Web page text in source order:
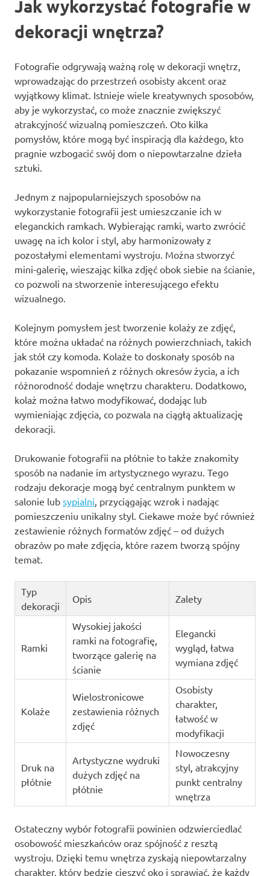
Jak wykorzystać fotografie w
dekoracji wnętrza?
Fotografie odgrywają ważną rolę w dekoracji wnętrz,
wprowadzając do przestrzeń osobisty akcent oraz
wyjątkowy klimat. Istnieje wiele kreatywnych sposobów,
aby je wykorzystać, co może znacznie zwiększyć
atrakcyjność wizualną pomieszczeń. Oto kilka
pomysłów, które mogą być inspiracją dla każdego, kto
pragnie wzbogacić swój dom o niepowtarzalne dzieła
sztuki.
Jednym z najpopularniejszych sposobów na
wykorzystanie fotografii jest umieszczanie ich w
eleganckich ramkach. Wybierając ramki, warto zwrócić
uwagę na ich kolor i styl, aby harmonizowały z
pozostałymi elementami wystroju. Można stworzyć
mini-galerię, wieszając kilka zdjęć obok siebie na ścianie,
co pozwoli na stworzenie interesującego efektu
wizualnego.
Kolejnym pomysłem jest tworzenie kolaży ze zdjęć,
które można układać na różnych powierzchniach, takich
jak stół czy komoda. Kolaże to doskonały sposób na
pokazanie wspomnień z różnych okresów życia, a ich
różnorodność dodaje wnętrzu charakteru. Dodatkowo,
kolaż można łatwo modyfikować, dodając lub
wymieniając zdjęcia, co pozwala na ciągłą aktualizację
dekoracji.
Drukowanie fotografii na płótnie to także znakomity
sposób na nadanie im artystycznego wyrazu. Tego
rodzaju dekoracje mogą być centralnym punktem w
salonie lub sypialni , przyciągając wzrok i nadając
pomieszczeniu unikalny styl. Ciekawe może być również
zestawienie różnych formatów zdjęć – od dużych
obrazów po małe zdjęcia, które razem tworzą spójny
temat.
Typ
dekoracji
Opis Zalety
Ramki
Wysokiej jakości
ramki na fotografię,
tworzące galerię na
ścianie
Elegancki
wygląd, łatwa
wymiana zdjęć
Kolaże
Wielostronicowe
zestawienia różnych
zdjęć
Osobisty
charakter,
łatwość w
modyfikacji
Druk na
płótnie
Artystyczne wydruki
dużych zdjęć na
płótnie
Nowoczesny
styl, atrakcyjny
punkt centralny
wnętrza
Ostateczny wybór fotografii powinien odzwierciedlać
osobowość mieszkańców oraz spójność z resztą
wystroju. Dzięki temu wnętrza zyskają niepowtarzalny
charakter, który będzie cieszyć oko i sprawiać, że każdy